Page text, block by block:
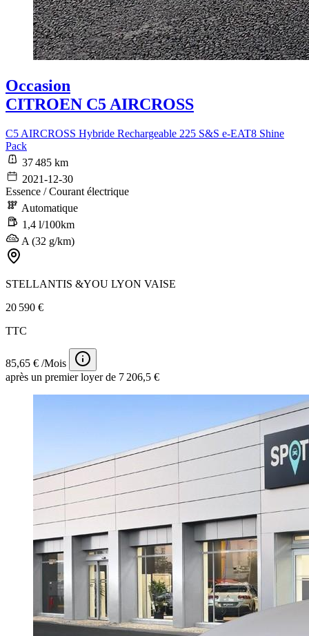
Occasion
CITROEN C5 AIRCROSS
C5 AIRCROSS Hybride Rechargeable 225 S&S e-EAT8 Shine
Pack
37 485 km
2021-12-30
Essence / Courant électrique
Automatique
1,4 l/100km
A (32 g/km)
STELLANTIS &YOU LYON VAISE
20 590 €
TTC
85,65 € /Mois
après un premier loyer de 7 206,5 €